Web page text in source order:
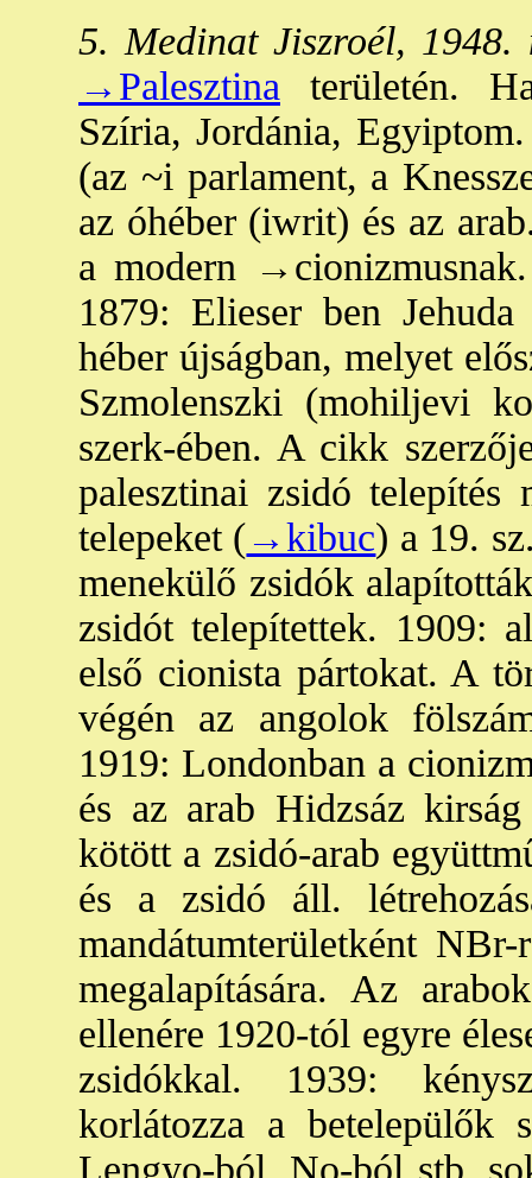
5. Medinat Jiszroél, 1948.
→Palesztina területén.
Szíria, Jordánia,
(az ~i parlament, a
az óhéber (iwrit) és az
a modern
→cionizmusnak.
1879: Elieser ben
héber újságban, melyet
Szmolenszki (mohiljevi
szerk-ében. A cikk
palesztinai zsidó
telepeket (→kibuc) a 19.
menekülő zsidók
zsidót telepítettek. 1909:
első cionista pártokat. A
végén az angolok
1919: Londonban a
és az arab Hidzsáz
kötött a zsidó-arab
és a zsidó áll.
mandátumterületként
megalapítására. Az
ellenére 1920-tól egyre
zsidókkal. 1939:
korlátozza a betelepülők
Lengyo-ból, No-ból stb.